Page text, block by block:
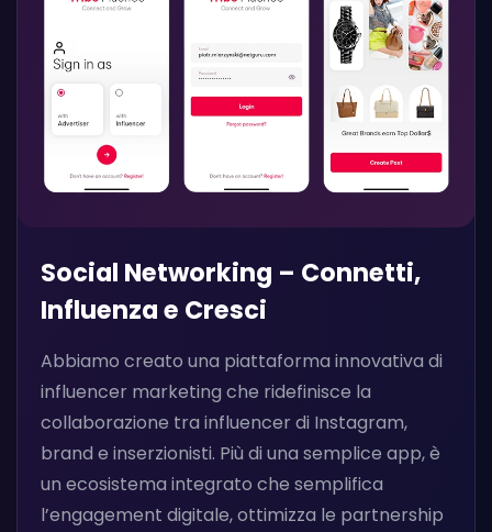
Social Networking – Connetti,
Influenza e Cresci
Abbiamo creato una piattaforma innovativa di
influencer marketing che ridefinisce la
collaborazione tra influencer di Instagram,
brand e inserzionisti. Più di una semplice app, è
un ecosistema integrato che semplifica
l’engagement digitale, ottimizza le partnership